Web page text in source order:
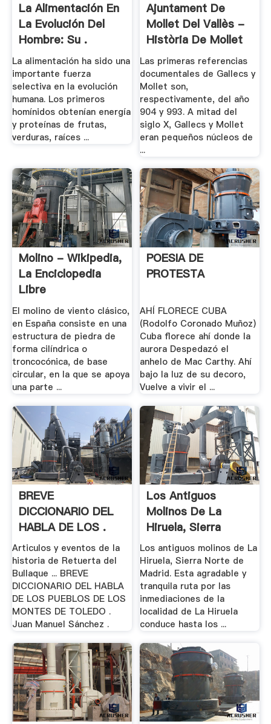
La Alimentación En
La Evolución Del
Hombre: Su .
La alimentación ha sido una
importante fuerza
selectiva en la evolución
humana. Los primeros
homínidos obtenían energía
y proteínas de frutas,
verduras, raíces ...
Ajuntament De
Mollet Del Vallès -
Història De Mollet
Las primeras referencias
documentales de Gallecs y
Mollet son,
respectivamente, del año
904 y 993. A mitad del
siglo X, Gallecs y Mollet
eran pequeños núcleos de
...
Molino - Wikipedia,
La Enciclopedia
Libre
El molino de viento clásico,
en España consiste en una
estructura de piedra de
forma cilíndrica o
troncocónica, de base
circular, en la que se apoya
una parte ...
POESIA DE
PROTESTA
AHÍ FLORECE CUBA
(Rodolfo Coronado Muñoz)
Cuba florece ahí donde la
aurora Despedazó el
anhelo de Mac Carthy. Ahí
bajo la luz de su decoro,
Vuelve a vivir el ...
BREVE
DICCIONARIO DEL
HABLA DE LOS .
Articulos y eventos de la
historia de Retuerta del
Bullaque ... BREVE
DICCIONARIO DEL HABLA
DE LOS PUEBLOS DE LOS
MONTES DE TOLEDO .
Juan Manuel Sánchez .
Los Antiguos
Molinos De La
Hiruela, Sierra
Norte .
Los antiguos molinos de La
Hiruela, Sierra Norte de
Madrid. Esta agradable y
tranquila ruta por las
inmediaciones de la
localidad de La Hiruela
conduce hasta los ...